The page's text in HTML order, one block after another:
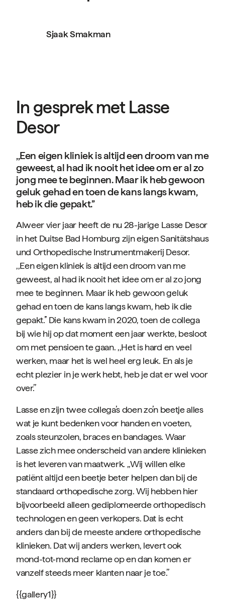
Sjaak Smakman
In gesprek met Lasse
Desor
,,Een eigen kliniek is altijd een droom van me
geweest, al had ik nooit het idee om er al zo
jong mee te beginnen. Maar ik heb gewoon
geluk gehad en toen de kans langs kwam,
heb ik die gepakt.’’
Alweer vier jaar heeft de nu 28-jarige Lasse Desor
in het Duitse Bad Homburg zijn eigen Sanitätshaus
und Orthopedische Instrumentmakerij Desor.
,,Een eigen kliniek is altijd een droom van me
geweest, al had ik nooit het idee om er al zo jong
mee te beginnen. Maar ik heb gewoon geluk
gehad en toen de kans langs kwam, heb ik die
gepakt.’’ Die kans kwam in 2020, toen de collega
bij wie hij op dat moment een jaar werkte, besloot
om met pensioen te gaan. ,,Het is hard en veel
werken, maar het is wel heel erg leuk. En als je
echt plezier in je werk hebt, heb je dat er wel voor
over.’’
Lasse en zijn twee collega’s doen zo’n beetje alles
wat je kunt bedenken voor handen en voeten,
zoals steunzolen, braces en bandages. Waar
Lasse zich mee onderscheid van andere klinieken
is het leveren van maatwerk. ,,Wij willen elke
patiënt altijd een beetje beter helpen dan bij de
standaard orthopedische zorg. Wij hebben hier
bijvoorbeeld alleen gediplomeerde orthopedisch
technologen en geen verkopers. Dat is echt
anders dan bij de meeste andere orthopedische
klinieken. Dat wij anders werken, levert ook
mond-tot-mond reclame op en dan komen er
vanzelf steeds meer klanten naar je toe.’’
{{gallery1}}